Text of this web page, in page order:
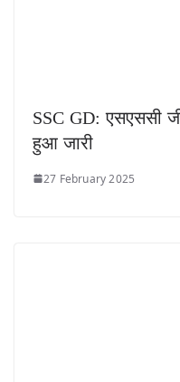
SSC GD: एसएससी
हुआ जारी
27 February 2025